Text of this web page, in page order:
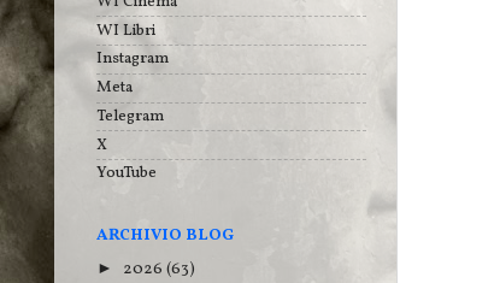
WI Libri
Instagram
Meta
Telegram
X
YouTube
ARCHIVIO BLOG
► 2026 (63)